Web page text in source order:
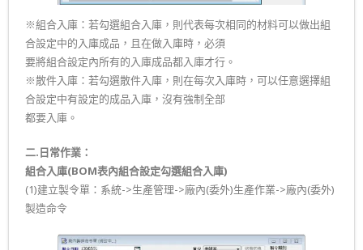
※組合入庫：若勾選組合入庫，則代表每次相同的材料可以做出組
合設定中的入庫成品，且在做入庫時，必須
要將組合設定內所有的入庫成品都入庫才行。
※散件入庫：若勾選散件入庫，則在每次入庫時，可以任意選擇組
合設定中有設定的成品入庫，沒有強制全部
都要入庫。
二.日常作業：
組合入庫(BOM表內組合設定勾選組合入庫)
(1)建立製令單：系統->生產管理->廠內(委外)生產作業->廠內(委外)
製造命令